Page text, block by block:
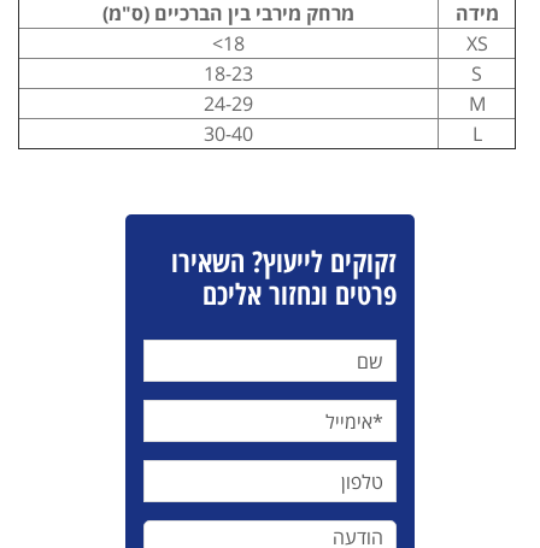
מידה
מרחק מירבי בין הברכיים (ס"מ)
XS
18>
S
18-23
M
24-29
L
30-40
זקוקים לייעוץ? השאירו
פרטים ונחזור אליכם